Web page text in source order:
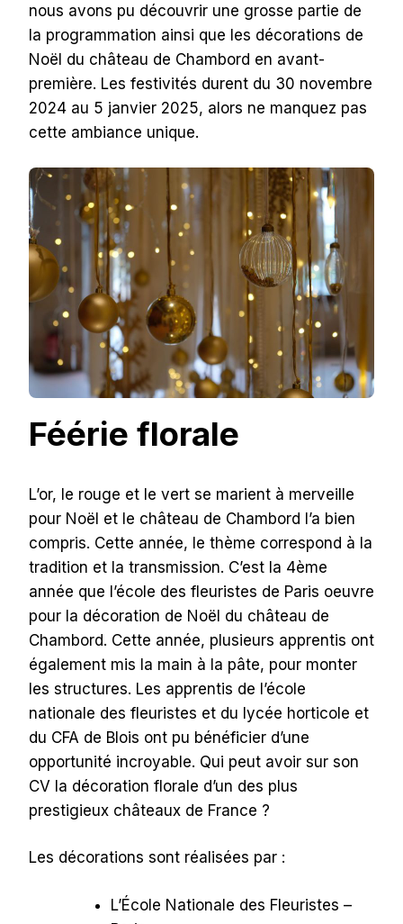
nous avons pu découvrir une grosse partie de
la programmation ainsi que les décorations de
Noël du château de Chambord en avant-
première. Les festivités durent du 30 novembre
2024 au 5 janvier 2025, alors ne manquez pas
cette ambiance unique.
Féérie florale
L’or, le rouge et le vert se marient à merveille
pour Noël et le château de Chambord l’a bien
compris. Cette année, le thème correspond à la
tradition et la transmission. C’est la 4ème
année que l’école des fleuristes de Paris oeuvre
pour la décoration de Noël du château de
Chambord. Cette année, plusieurs apprentis ont
également mis la main à la pâte, pour monter
les structures. Les apprentis de l’école
nationale des fleuristes et du lycée horticole et
du CFA de Blois ont pu bénéficier d’une
opportunité incroyable. Qui peut avoir sur son
CV la décoration florale d’un des plus
prestigieux châteaux de France ?
Les décorations sont réalisées par :
L’École Nationale des Fleuristes –